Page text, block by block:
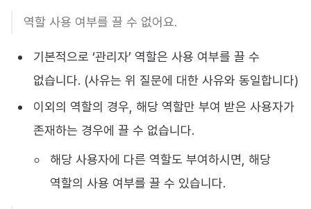
역할 사용 여부를 끌 수 없어요.
기본적으로 ‘관리자’ 역할은 사용 여부를 끌 수
없습니다. (사유는 위 질문에 대한 사유와 동일합니다)
이외의 역할의 경우, 해당 역할만 부여 받은 사용자가
존재하는 경우에 끌 수 없습니다.
해당 사용자에 다른 역할도 부여하시면, 해당
역할의 사용 여부를 끌 수 있습니다.